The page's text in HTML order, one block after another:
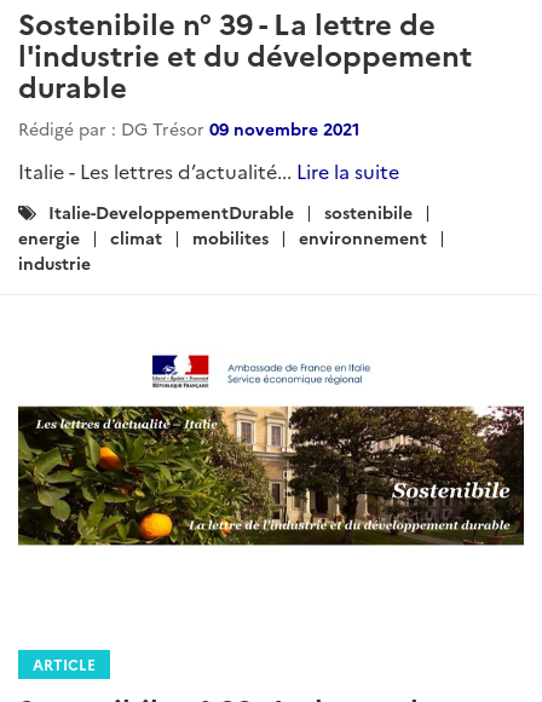
Sostenibile n° 39 - La lettre de
l'industrie et du développement
durable
Rédigé par : DG Trésor 09 novembre 2021
Italie - Les lettres d’actualité... Lire la suite
Catégories
:
Italie-DeveloppementDurable
sostenibile
energie
climat mobilites
environnement
industrie
ARTICLE